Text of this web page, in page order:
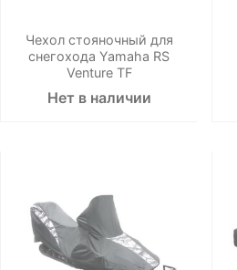
Чехол стояночный для
снегохода Yamaha RS
Venture TF
Нет в наличии